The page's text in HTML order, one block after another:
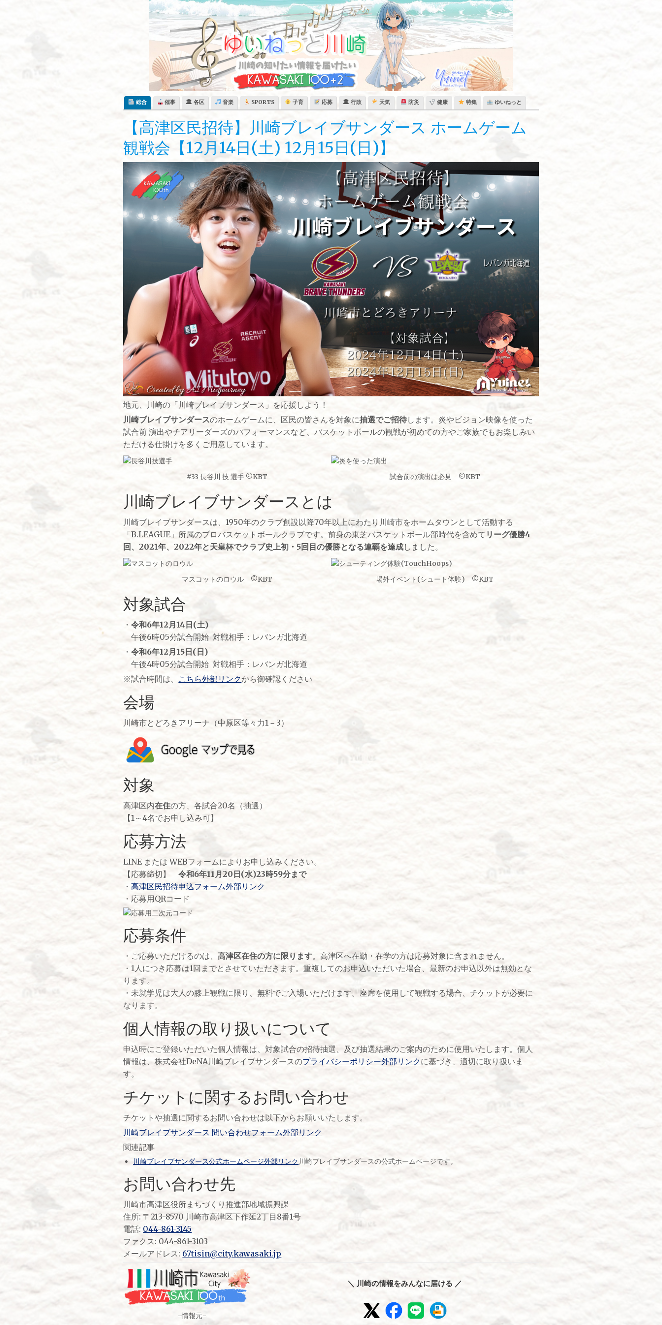
総合 催事 🏛 各区 音楽 SPORTS 子育 応募 🏛 行政 天気 防災 健康 特集 ゆいねっと
【高津区民招待】川崎ブレイブサンダース ホームゲーム
観戦会【12月14日(土) 12月15日(日)】
地元、川崎の「川崎ブレイブサンダース」を応援しよう！
川崎ブレイブサンダースのホームゲームに、区民の皆さんを対象に抽選でご招待します。炎やビジョン映像を使った
試合前 演出やチアリーダーズのパフォーマンスなど、バスケットボールの観戦が初めての方やご家族でもお楽しみい
ただける仕掛けを多くご用意しています。
#33 長谷川 技 選手 ©KBT 試合前の演出は必見 ©KBT
川崎ブレイブサンダースとは
川崎ブレイブサンダースは、1950年のクラブ創設以降70年以上にわたり川崎市をホームタウンとして活動する
「B.LEAGUE」所属のプロバスケットボールクラブです。前身の東芝バスケットボール部時代を含めて リーグ優勝4
回、2021年、2022年と天皇杯でクラブ史上初・5回目の優勝となる連覇を達成しました。
マスコットのロウル ©KBT 場外イベント(シュート体験) ©KBT
対象試合
・令和6年12月14日(土)
午後6時05分試合開始 対戦相手：レバンガ北海道
・令和6年12月15日(日)
午後4時05分試合開始 対戦相手：レバンガ北海道
※試合時間は、 こちら外部リンクから御確認ください
会場
川崎市とどろきアリーナ（中原区等々力1－3）
対象
高津区内在住の方、各試合20名（抽選）
【1～4名でお申し込み可】
応募方法
LINE または WEBフォームによりお申し込みください。
【応募締切】令和6年11月20日(水)23時59分まで
・高津区民招待申込フォーム外部リンク
・応募用QRコード
応募条件
・ご応募いただけるのは、高津区在住の方に限ります。高津区へ在勤・在学の方は応募対象に含まれません。
・1人につき応募は1回までとさせていただきます。重複してのお申込いただいた場合、最新のお申込以外は無効とな
ります。
・未就学児は大人の膝上観戦に限り、無料でご入場いただけます。座席を使用して観戦する場合、チケットが必要に
なります。
個人情報の取り扱いについて
申込時にご登録いただいた個人情報は、対象試合の招待抽選、及び抽選結果のご案内のために使用いたします。個人
情報は、株式会社DeNA川崎ブレイブサンダースのプライバシーポリシー外部リンクに基づき、適切に取り扱いま
す。
チケットに関するお問い合わせ
チケットや抽選に関するお問い合わせは以下からお願いいたします。
川崎ブレイブサンダース 問い合わせフォーム外部リンク
関連記事
川崎ブレイブサンダース公式ホームページ外部リンク 川崎ブレイブサンダースの公式ホームページです。
お問い合わせ先
川崎市高津区役所まちづくり推進部地域振興課
住所: 〒213-8570 川崎市高津区下作延2丁目8番1号
電話: 044-861-3145
ファクス: 044-861-3103
メールアドレス: 67tisin@city.kawasaki.jp
-情報元-
＼ 川崎の情報をみんなに届ける ／